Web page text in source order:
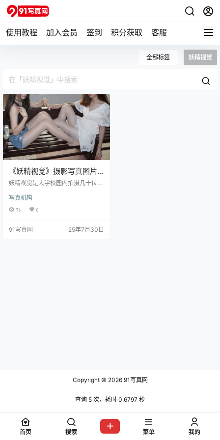
使用教程 加入会员 签到 积分获取 客服
全部标签 妖精视觉
《妖精视觉》摄影写真图片
合集
妖精视觉是大学校园内拍摄几十位女
大学生不论是从身材、脚型都是一等
一的优质，每个拿出来都是校花级别
女神。所有的图集中《妖精视觉》丝
富，唯一的遗憾就是该系列的官方水
写真机构
76 0
91写真网 25年7月30日
Copyright © 202691写真网
查询 5 次，耗时 0.6797 秒
首页 搜索 菜单 我的